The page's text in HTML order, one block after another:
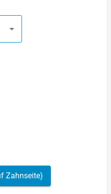
Zahnseite)